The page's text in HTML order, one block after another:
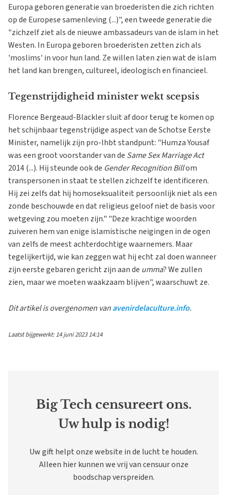
Europa geboren generatie van broederisten die zich richten
op de Europese samenleving (...)", een tweede generatie die
"zichzelf ziet als de nieuwe ambassadeurs van de islam in het
Westen. In Europa geboren broederisten zetten zich als
'moslims' in voor hun land. Ze willen laten zien wat de islam
het land kan brengen, cultureel, ideologisch en financieel.
Tegenstrijdigheid minister wekt scepsis
Florence Bergeaud-Blackler sluit af door terug te komen op
het schijnbaar tegenstrijdige aspect van de Schotse Eerste
Minister, namelijk zijn pro-lhbt standpunt: "Humza Yousaf
was een groot voorstander van de Same Sex Marriage Act
2014 (...). Hij steunde ook de Gender Recognition Billom
transpersonen in staat te stellen zichzelf te identificeren.
Hij zei zelfs dat hij homoseksualiteit persoonlijk niet als een
zonde beschouwde en dat religieus geloof niet de basis voor
wetgeving zou moeten zijn." "Deze krachtige woorden
zuiveren hem van enige islamistische neigingen in de ogen
van zelfs de meest achterdochtige waarnemers. Maar
tegelijkertijd, wie kan zeggen wat hij echt zal doen wanneer
zijn eerste gebaren gericht zijn aan de umma? We zullen
zien, maar we moeten waakzaam blijven", waarschuwt ze.
Dit artikel is overgenomen vanavenirdelaculture.info.
Laatst bijgewerkt: 14 juni 2023 14:14
Big Tech censureert ons.
Uw hulp is nodig!
Uw gift helpt onze website in de lucht te houden.
Alleen hier kunnen we vrij van censuur onze
boodschap verspreiden.